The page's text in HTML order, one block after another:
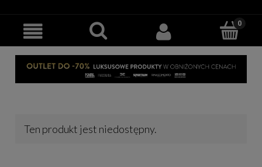
Ten produkt jest niedostępny.